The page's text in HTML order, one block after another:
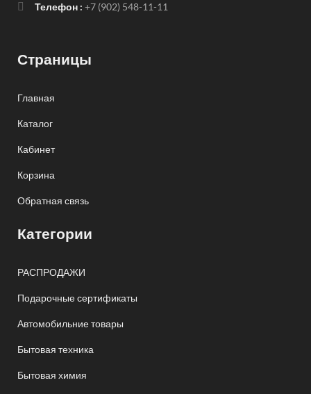
Телефон : +7 (902) 548-11-11
Страницы
Главная
Каталог
Кабинет
Корзина
Обратная связь
Категории
РАСПРОДАЖИ
Подарочные сертификаты
Автомобильние товары
Бытовая техника
Бытовая химия